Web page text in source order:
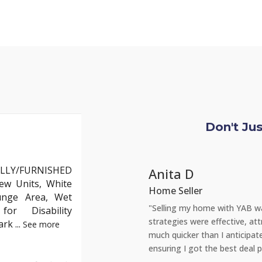
FURNISHED
Units, White
Area, Wet
Disability
...See more
Don't
finding the right place within my
to my needs and helped me
Anita D
Home Seller
"Selling my home with YAB
strategies were effective,
much quicker than I
ensuring I got the best deal